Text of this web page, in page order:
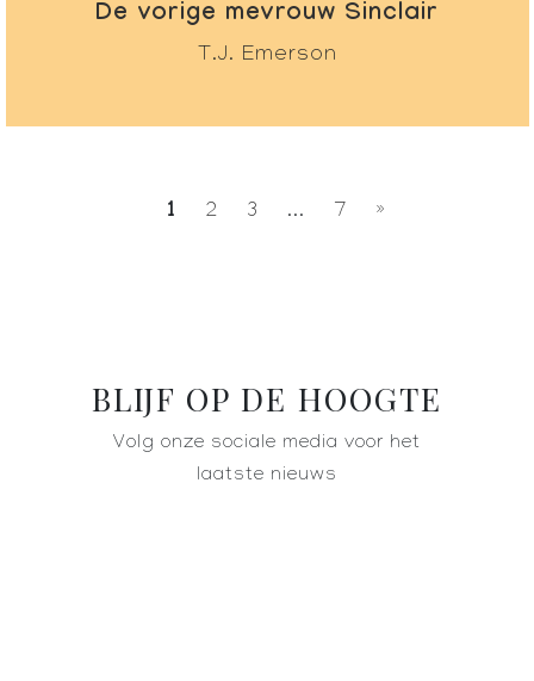
De vorige mevrouw Sinclair
T.J. Emerson
1 2 3 ... 7 »
BLIJF OP DE HOOGTE
Volg onze sociale media voor het
laatste nieuws